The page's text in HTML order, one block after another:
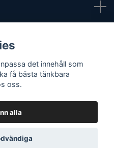
det innehåll som
få bästa tänkbara
oss.
alla